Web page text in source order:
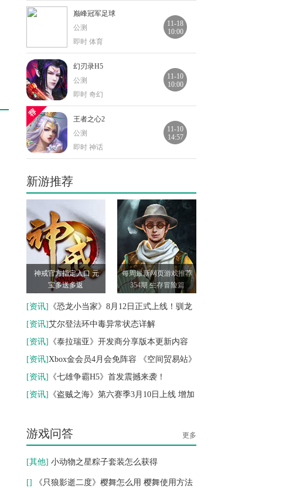
巅峰冠军足球
公测
即时 体育
11-18
10:00
幻刃录H5
公测
即时 奇幻
11-10
10:00
王者之心2
公测
即时 神话
11-10
14:57
即时 奇幻
烈焰屠神
公测
即时 奇幻
10-26
09:00
暗夜奇迹
公测
即时 奇幻
10-13
16:09
笑傲仙侠
公测
即时 神话
10-13
倾世情缘
公测
10-12
新游推荐
神戒官方指定入口 元
宝多送多返
每周最新网页游戏推荐
354期 生存冒险篇
[资讯]
《恐龙小当家》8月12日正式上线！驯龙
建造战斗三重狂欢
[资讯]艾尔登法环中毒异常状态详解
[资讯]
《泰拉瑞亚》开发商分享版本更新内容
新作即将开工
[资讯]Xbox金会员4月会免阵容 《空间贸易站》
《别样视界》
[资讯]
《七雄争霸H5》首发震撼来袭！
[资讯]
《盗贼之海》第六赛季3月10日上线 增加
游戏问答 更多
[其他] 小动物之星粽子套装怎么获得
[] 《只狼影逝二度》樱舞怎么用 樱舞使用方法